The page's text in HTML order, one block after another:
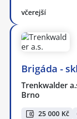
včerejší
Brigáda -
Trenkwalder
Brno
25 000 Kč